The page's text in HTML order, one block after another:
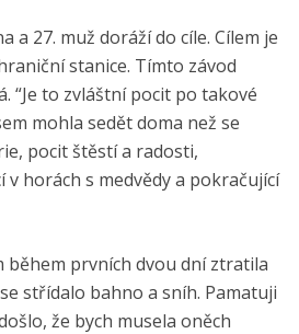
a 27. muž doráží do cíle. Cílem je
stanice. Tímto závod
“Je to zvláštní pocit po takové
mohla sedět doma než se
pocit štěstí a radosti,
horách s medvědy a pokračující
během prvních dvou dní ztratila
střídalo bahno a sníh. Pamatuji
že bych musela oněch